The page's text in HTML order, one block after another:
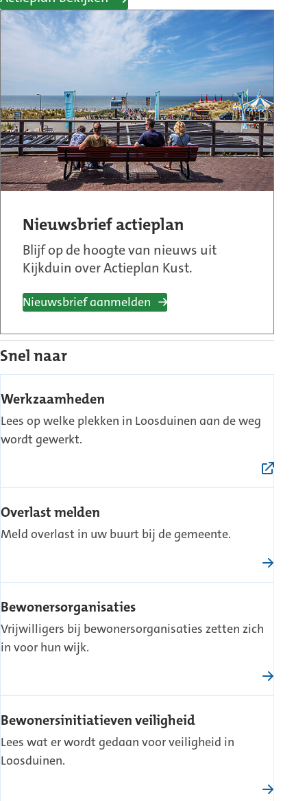
Nieuwsbrief actieplan
Blijf op de hoogte van nieuws uit
Kijkduin over Actieplan Kust.
Nieuwsbrief aanmelden
Snel naar
Werkzaamheden
link)
Lees op welke plekken in Loosduinen aan de weg
wordt gewerkt.
Overlast melden
Meld overlast in uw buurt bij de gemeente.
Bewonersorganisaties
Vrijwilligers bij bewonersorganisaties zetten zich
in voor hun wijk.
Bewonersinitiatieven veiligheid
Lees wat er wordt gedaan voor veiligheid in
Loosduinen.